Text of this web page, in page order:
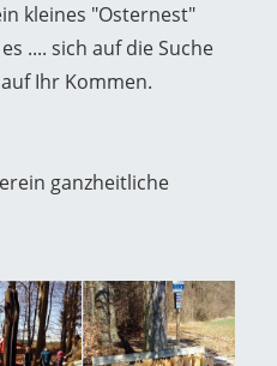
kleines "Osternest"
.... sich auf die Suche
Ihr Kommen.
ganzheitliche